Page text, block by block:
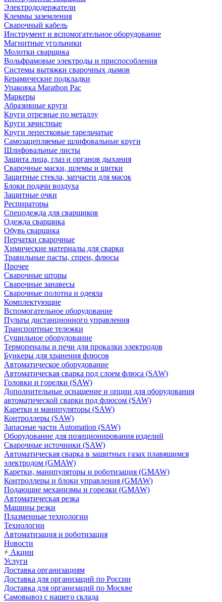
Электрододержатели
Клеммы заземления
Сварочный кабель
Инструмент и вспомогательное оборудование
Магнитные угольники
Молотки сварщика
Вольфрамовые электроды и приспособления
Системы вытяжки сварочных дымов
Керамические подкладки
Упаковка Marathon Pac
Маркеры
Абразивные круги
Круги отрезные по металлу
Круги зачистные
Круги лепестковые тарельчатые
Самозацепляемые шлифовальные круги
Шлифовальные листы
Защита лица, глаз и органов дыхания
Сварочные маски, шлемы и щитки
Защитные стекла, запчасти для масок
Блоки подачи воздуха
Защитные очки
Респираторы
Спецодежда для сварщиков
Одежда сварщика
Обувь сварщика
Перчатки сварочные
Химические материалы для сварки
Травильные пасты, спреи, флюсы
Прочее
Сварочные шторы
Сварочные занавесы
Сварочные полотна и одеяла
Комплектующие
Вспомогательное оборудование
Пульты дистанционного управления
Транспортные тележки
Сушильное оборудование
Термопеналы и печи для прокалки электродов
Бункеры для хранения флюсов
Автоматическое оборудование
Автоматическая сварка под слоем флюса (SAW)
Головки и горелки (SAW)
Дополнительные оснащение и опции для оборудования
автоматической сварки под флюсом (SAW)
Каретки и манипуляторы (SAW)
Контроллеры (SAW)
Запасные части Automation (SAW)
Оборудование для позиционирования изделий
Сварочные источники (SAW)
Автоматическая сварка в защитных газах плавящимся
электродом (GMAW)
Каретки, манипуляторы и роботизация (GMAW)
Контроллеры и блоки управления (GMAW)
Подающие механизмы и горелки (GMAW)
Автоматическая резка
Машины резки
Плазменные технологии
Технологии
Автоматизация и роботизация
Новости
Акции
Услуги
Доставка организациям
Доставка для организаций по России
Доставка для организаций по Москве
Самовывоз с нашего склада